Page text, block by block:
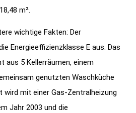
m².
wichtige Fakten: Der
Energieeffizienzklasse E aus. Das
aus 5 Kellerräumen, einem
genutzten Waschküche
wird mit einer Gas-Zentralheizung
Jahr 2003 und die